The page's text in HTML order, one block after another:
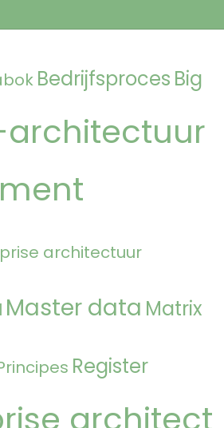
Bedrijfsproces Big
architectuur
Master data Matrix
Register